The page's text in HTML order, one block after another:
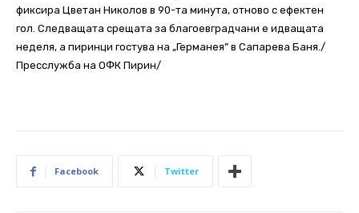
фиксира Цветан Николов в 90-та минута, отново с ефектен
гол. Следващата срещата за благоевградчани е идващата
неделя, а пиринци гостува на „Германея” в Сапарева Баня./
Пресслужба на ОФК Пирин/
Facebook Twitter